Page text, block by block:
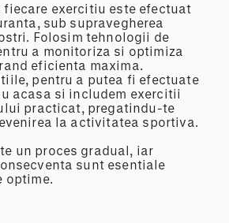
fiecare exercitiu este efectuat
sub supravegherea
Folosim tehnologii de
a monitoriza si optimiza
eficienta maxima.
pentru a putea fi efectuate
acasa si includem exercitii
practicat, pregatindu-te
la activitatea sportiva.
un proces gradual, iar
sunt esentiale
optime.